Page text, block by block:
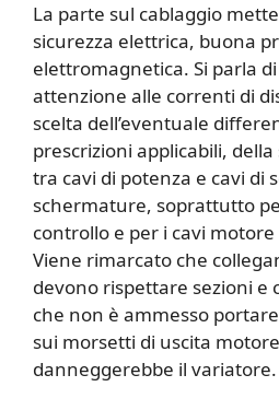
La parte sul cablaggio
sicurezza elettrica, buona
elettromagnetica. Si parla
attenzione alle correnti di
scelta dell’eventuale
prescrizioni applicabili,
tra cavi di potenza e cavi di
schermature, soprattutto
controllo e per i cavi
Viene rimarcato che
devono rispettare sezioni e
che non è ammesso
sui morsetti di uscita
danneggerebbe il variatore.